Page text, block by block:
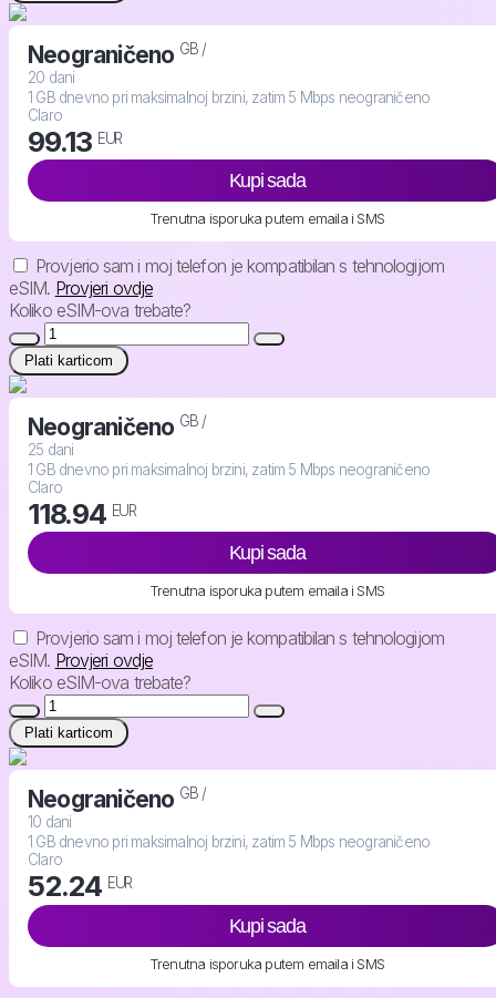
Neograničeno GB /
20 dani
1 GB dnevno pri maksimalnoj brzini, zatim 5 Mbps neograničeno
Claro
99.13 EUR
Kupi sada
Trenutna isporuka putem emaila i SMS
Provjerio sam i moj telefon je kompatibilan s tehnologijom
eSIM. Provjeri ovdje
Koliko eSIM-ova trebate?
Plati karticom
Neograničeno GB /
25 dani
1 GB dnevno pri maksimalnoj brzini, zatim 5 Mbps neograničeno
Claro
118.94 EUR
Kupi sada
Trenutna isporuka putem emaila i SMS
Provjerio sam i moj telefon je kompatibilan s tehnologijom
eSIM. Provjeri ovdje
Koliko eSIM-ova trebate?
Plati karticom
Neograničeno GB /
10 dani
1 GB dnevno pri maksimalnoj brzini, zatim 5 Mbps neograničeno
Claro
52.24 EUR
Kupi sada
Trenutna isporuka putem emaila i SMS